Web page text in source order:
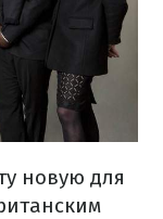
новую для